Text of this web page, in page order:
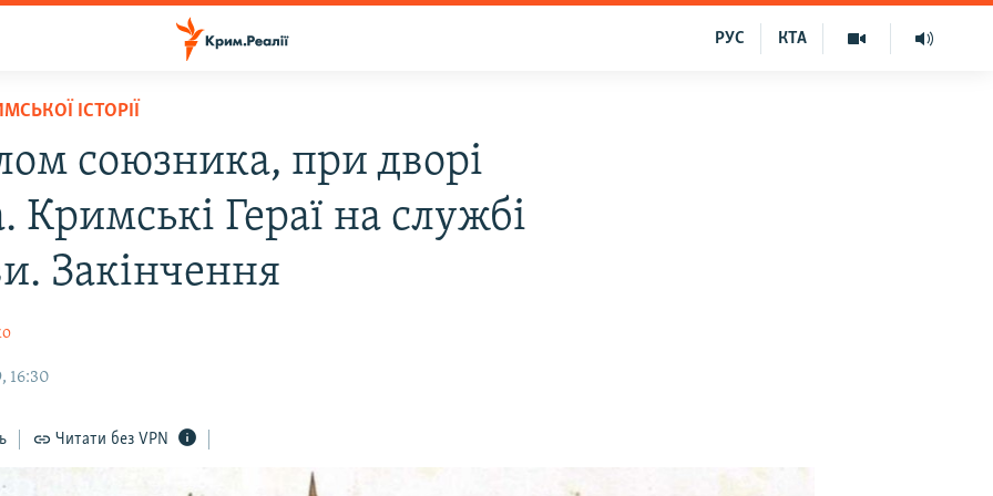
КТА
РУС
ІСТОРІЇ
союзника, при дворі
Кримські Гераї на службі
Закінчення
16:30
Читати без VPN